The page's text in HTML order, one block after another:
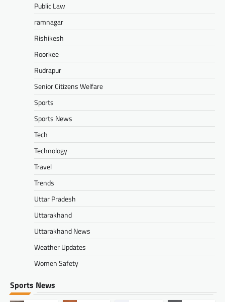
Public Law
ramnagar
Rishikesh
Roorkee
Rudrapur
Senior Citizens Welfare
Sports
Sports News
Tech
Technology
Travel
Trends
Uttar Pradesh
Uttarakhand
Uttarakhand News
Weather Updates
Women Safety
Sports News